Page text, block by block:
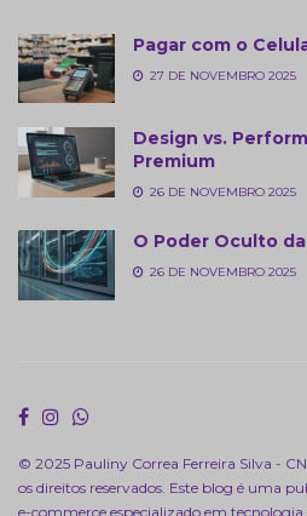
Pagar com o
27 DE NOVEMBRO 2025
Design vs.
Premium
26 DE NOVEMBRO 2025
O Poder Oculto
26 DE NOVEMBRO 2025
© 2025 Pauliny Correa Ferreira Silva -
os direitos reservados. Este blog é uma
e-commerce especializado em tecnologia